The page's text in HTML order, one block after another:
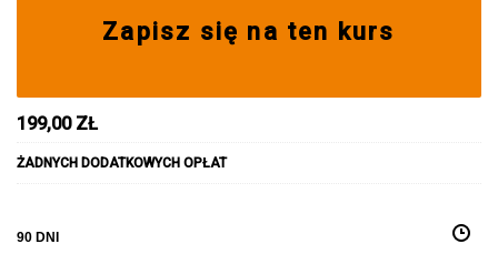
Zapisz się na ten kurs
199,00 ZŁ
ŻADNYCH DODATKOWYCH OPŁAT
90 DNI